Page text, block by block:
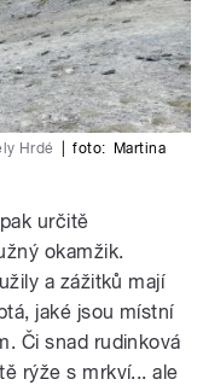
Hrdé foto: Martina
určitě
okamžik.
a zážitků mají
jaké jsou místní
Či snad rudinková
rýže s mrkví... ale